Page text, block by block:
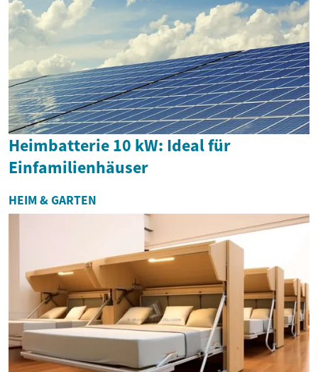
Heimbatterie 10 kW: Ideal für
Einfamilienhäuser
HEIM & GARTEN